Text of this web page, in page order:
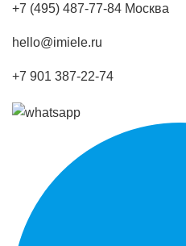
+7 (495) 487-77-84 Москва
hello@imiele.ru
+7 901 387-22-74